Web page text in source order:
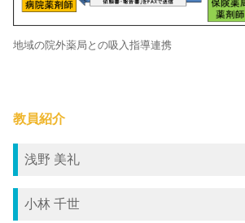
地域の院外薬局との吸入指導連携
教員紹介
浅野 美礼
小林 千世